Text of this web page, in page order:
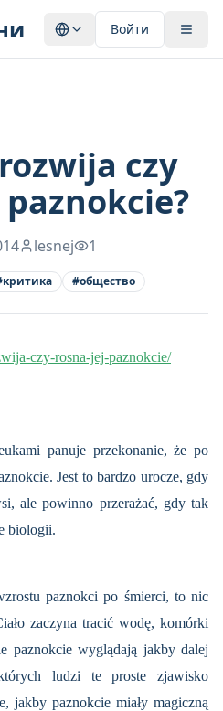
Войти
czy
lesnej 1
критика #общество
czy-rosna-jej-paznokcie/
panuje przekonanie, że po
Jest to bardzo urocze, gdy
ale powinno przerażać, gdy tak
biologii.
paznokci po śmierci, to nic
zaczyna tracić wodę, komórki
paznokcie wyglądają jakby dalej
ludzi te proste zjawisko
jakby paznokcie miały magiczną